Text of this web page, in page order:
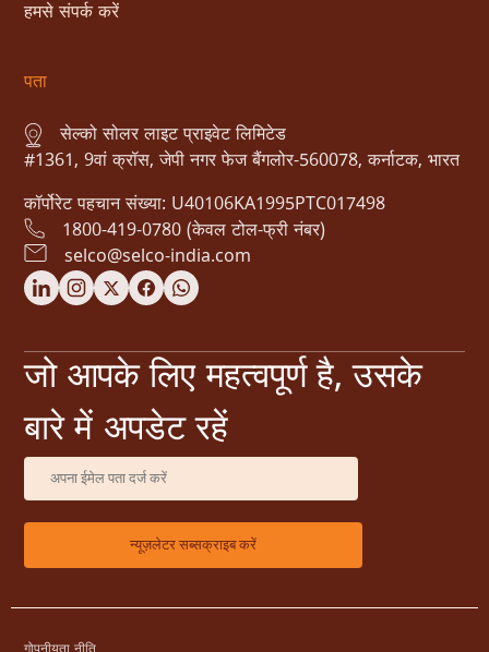
हमसे संपर्क करें
पता
सेल्को सोलर लाइट प्राइवेट लिमिटेड
#1361, 9वां क्रॉस, जेपी नगर फेज बैंगलोर-560078, कर्नाटक, भारत
कॉर्पोरेट पहचान संख्या: U40106KA1995PTC017498
1800-419-0780 (केवल टोल-फ्री नंबर)
selco@selco-india.com
जो आपके लिए महत्वपूर्ण है, उसके
बारे में अपडेट रहें